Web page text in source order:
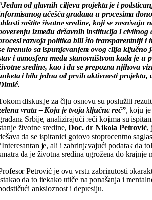
od glavnih ciljeva projekta je i
učešća građana u procesima
zaštite životne sredine, koji se zasnivaju
između državnih institucija i civilnog
razvoja politika bili što transparentniji i
krenulo sa ispunjavanjem ovog cilja ključno
i atmosfera među stanovništvom kada je u
sredine, kao i da se prepozna njihova
i bila jedna od prvih aktivnosti projekta,
diskusije za čiju osnovu su poslužili
vrata – Koja je tvoja ključna reč”, koju
Srbije, analizirajući reči kojima su
životne sredine,Doc. dr Nikola Petrović,
da se ispitanici gotovo stoprocentno
je, ali i zabrinjavajući podatak da
da je životna sredina ugrožena do krajnje
Petrović je ovu vrstu zabrinutosti
da to itekako utiče na ponašanja i
anksioznost i depresiju.